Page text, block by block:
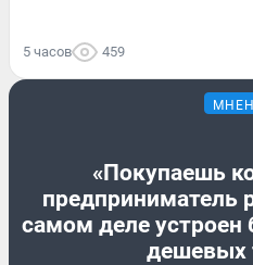
5 часов 459
«Покупаешь
предприниматель
самом деле устроен
дешевых